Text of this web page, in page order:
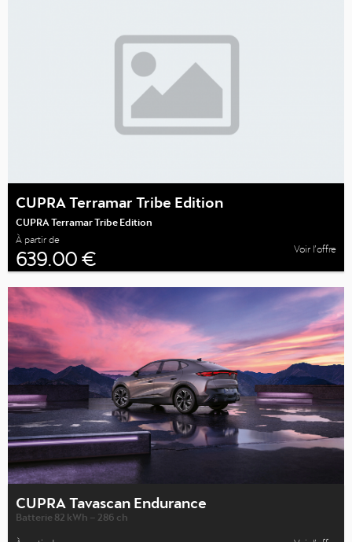
CUPRA Terramar Tribe Edition
CUPRA Terramar Tribe Edition
À partir de
639.00 € Voir l’offre
CUPRA Tavascan Endurance
Batterie 82 kWh – 286 ch